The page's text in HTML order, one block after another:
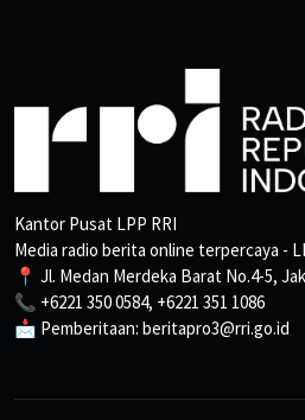
Kantor Pusat LPP RRI
Media radio berita online terpercaya -
📍 Jl. Medan Merdeka Barat No.4-5,
📞 +6221 350 0584, +6221 351 1086
📩 Pemberitaan: beritapro3@rri.go.id